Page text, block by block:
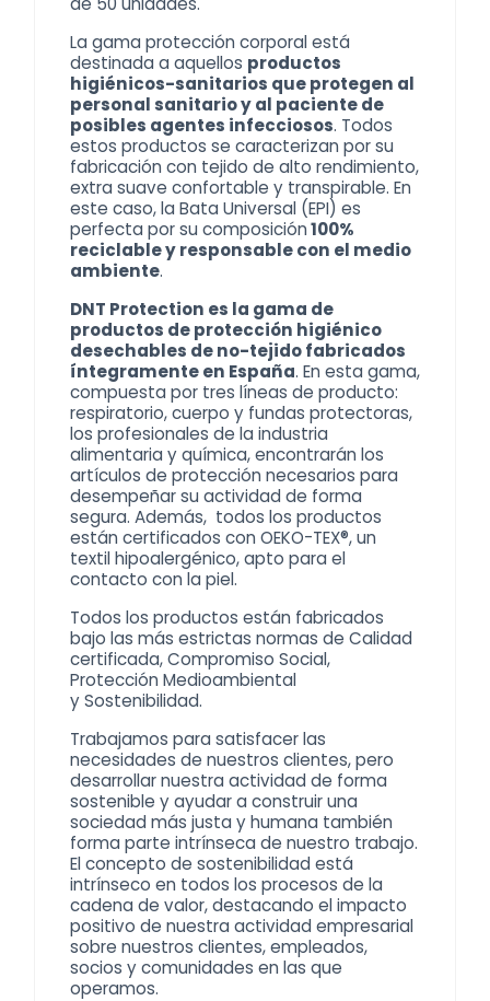
La gama protección corporal está
destinada a aquellos productos
higiénicos-sanitarios que protegen al
personal sanitario y al paciente de
posibles agentes infecciosos. Todos
estos productos se caracterizan por su
fabricación con tejido de alto rendimiento,
extra suave confortable y transpirable. En
este caso, la Bata Universal (EPI) es
perfecta por su composición100%
reciclable y responsable con el medio
ambiente.
DNT Protection es la gama de
productos de protección higiénico
desechables de no-tejido fabricados
íntegramente en España. En esta gama,
compuesta por tres líneas de producto:
respiratorio, cuerpo y fundas protectoras,
los profesionales de la industria
alimentaria y química, encontrarán los
artículos de protección necesarios para
desempeñar su actividad de forma
segura. Además, todos los productos
están certificados con OEKO-TEX®, un
textil hipoalergénico, apto para el
contacto con la piel.
Todos los productos están fabricados
bajo las más estrictas normas de Calidad
certificada, Compromiso Social,
Protección Medioambiental
ySostenibilidad.
Trabajamos para satisfacer las
necesidades de nuestros clientes, pero
desarrollar nuestra actividad de forma
sostenible y ayudar a construir una
sociedad más justa y humana también
forma parte intrínseca de nuestro trabajo.
El concepto de sostenibilidad está
intrínseco en todos los procesos de la
cadena de valor, destacando el impacto
positivo de nuestra actividad empresarial
sobre nuestros clientes, empleados,
socios y comunidades en las que
operamos.